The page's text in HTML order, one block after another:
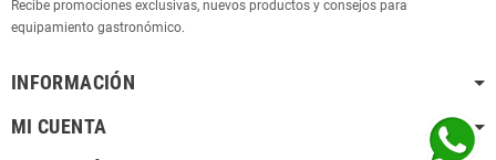
Recibe promociones exclusivas, nuevos productos y consejos para
equipamiento gastronómico.
INFORMACIÓN
MI CUENTA